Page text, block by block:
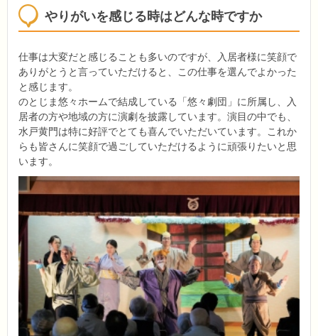
やりがいを感じる時はどんな時ですか
仕事は大変だと感じることも多いのですが、入居者様に笑顔で
ありがとうと言っていただけると、この仕事を選んでよかった
と感じます。
のとじま悠々ホームで結成している「悠々劇団」に所属し、入
居者の方や地域の方に演劇を披露しています。演目の中でも、
水戸黄門は特に好評でとても喜んでいただいています。これか
らも皆さんに笑顔で過ごしていただけるように頑張りたいと思
います。